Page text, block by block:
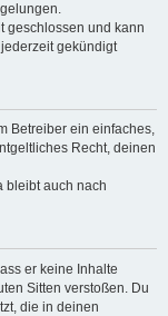
geschlossen und kann
gekündigt
Betreiber ein einfaches,
Recht, deinen
bleibt auch nach
er keine Inhalte
Sitten verstoßen. Du
die in deinen